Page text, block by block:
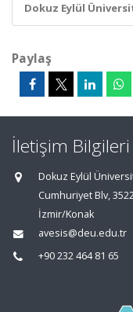
Dokuz Eylül
Paylaş
İletişim Bilgileri
Dokuz Eylül
Cumhuriyet Blv,
İzmir/Konak
avesis@deu.edu.tr
+90 232 464 81 65